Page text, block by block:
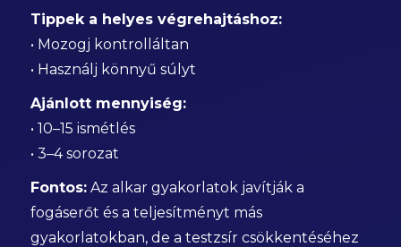
Tippek a helyes végrehajtáshoz:
• Mozogj kontrolláltan
• Használj könnyű súlyt
Ajánlott mennyiség:
• 10–15 ismétlés
• 3–4 sorozat
Fontos:Az alkar gyakorlatok javítják a
fogáserőt és a teljesítményt más
gyakorlatokban, de a testzsír csökkentéséhez